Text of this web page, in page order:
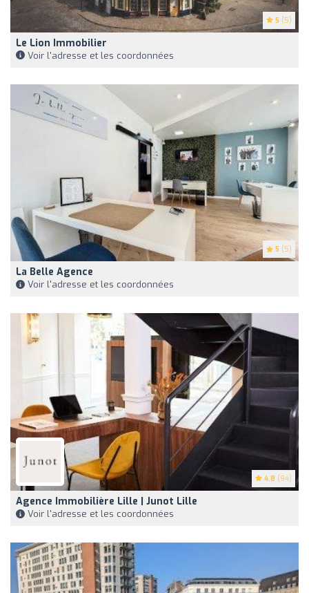
5 (5)
Le Lion Immobilier
Voir l'adresse et les coordonnées
5 (5)
La Belle Agence
Voir l'adresse et les coordonnées
4.8 (94)
Agence Immobilière Lille | Junot Lille
Voir l'adresse et les coordonnées